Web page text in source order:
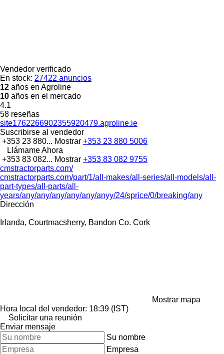
Vendedor verificado
En stock: 27422 anuncios
12 años en Agroline
10 años en el mercado
4.1
58 reseñas
site1762266902355920479.agroline.ie
Suscribirse al vendedor
+353 23 880... Mostrar +353 23 880 5006
Llámame Ahora
+353 83 082... Mostrar +353 83 082 9755
cmstractorparts.com/
cmstractorparts.com/part/1/all-makes/all-series/all-models/all-
part-types/all-parts/all-
years/any/any/any/any/any/anyy/24/sprice/0/breaking/any
Dirección
Irlanda, Courtmacsherry, Bandon Co. Cork
Mostrar mapa
Hora local del vendedor: 18:39 (IST)
Solicitar una reunión
Enviar mensaje
Su nombre
Empresa